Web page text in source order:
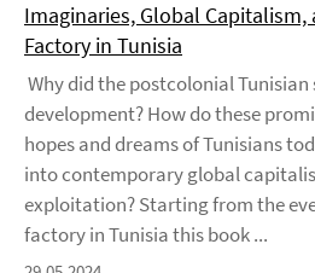
Imaginaries, Global Capitalism,
Factory in Tunisia
Why did the postcolonial
development? How do these
hopes and dreams of Tunisians
into contemporary global
exploitation? Starting from the
factory in Tunisia this book ...